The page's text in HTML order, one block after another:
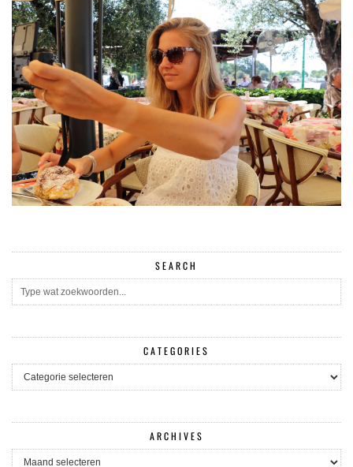
SEARCH
CATEGORIES
CATEGORIES
ARCHIVES
ARCHIVES